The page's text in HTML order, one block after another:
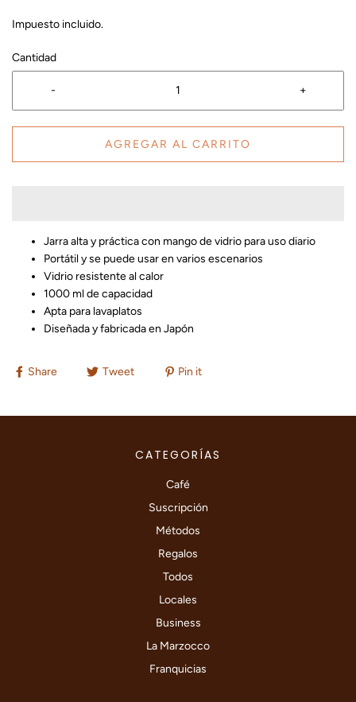
Impuesto incluido.
Cantidad
- +
AGREGAR AL CARRITO
Jarra alta y práctica con mango de vidrio para uso diario
Portátil y se puede usar en varios escenarios
Vidrio resistente al calor
1000 ml de capacidad
Apta para lavaplatos
Diseñada y fabricada en Japón
Share Tweet Pin it
CATEGORÍAS
Café
Suscripción
Métodos
Regalos
Todos
Locales
Business
La Marzocco
Franquicias